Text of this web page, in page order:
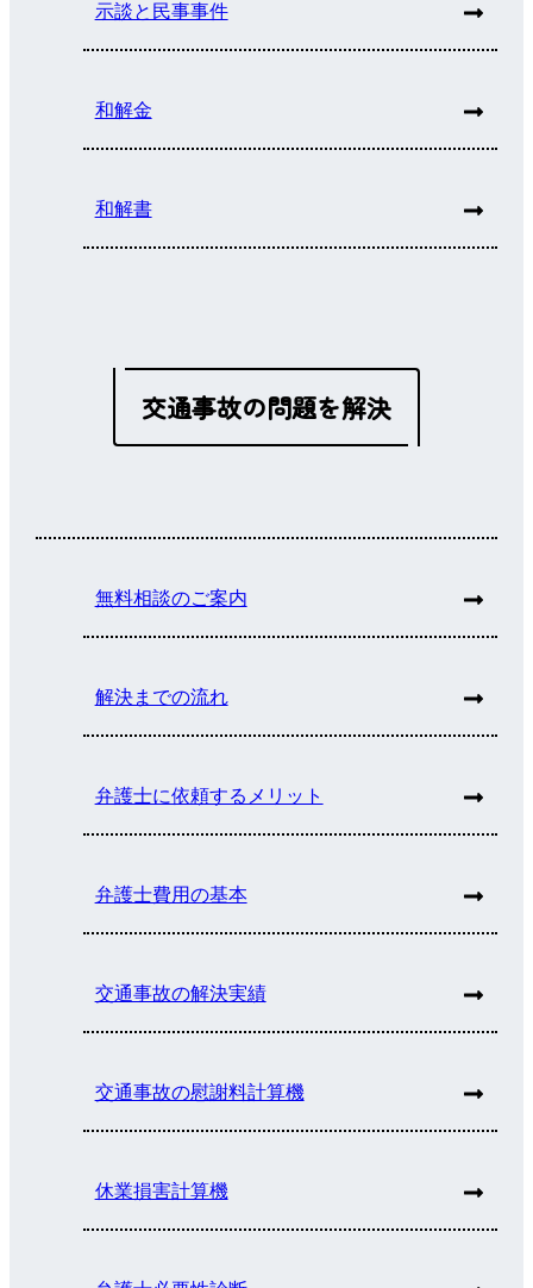
示談と民事事件
和解金
和解書
交通事故の問題を解決
無料相談のご案内
解決までの流れ
弁護士に依頼するメリット
弁護士費用の基本
交通事故の解決実績
交通事故の慰謝料計算機
休業損害計算機